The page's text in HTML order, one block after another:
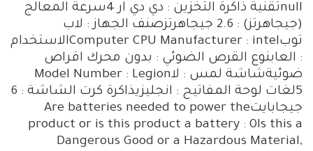
nullتقنية ذاكرة التخزين : دي دي ار 4سرعة المعالج
(جيجاهرتز) : 2.6 جيجاهرتزصنف الجهاز : لاب
توبComputer CPU Manufacturer : intelالاستخدام
: العابنوع القرص الضوئي : بدون محرك اقراص
ضوئيةشاشة لمس : لاModel Number : Legion
5لغات لوحة المفاتيح : انجليزيذاكرة كرت الشاشة : 6
جيجابايتAre batteries needed to power the
product or is this product a battery : 0Is this a
Dangerous Good or a Hazardous Material,